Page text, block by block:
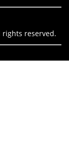
rights reserved.